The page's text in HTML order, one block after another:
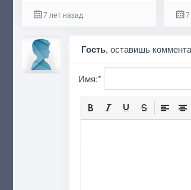
7 лет назад
Гость, оставишь
Имя:*